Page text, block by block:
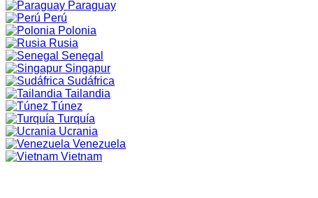
Paraguay
Perú
Polonia
Rusia
Senegal
Singapur
Sudáfrica
Tailandia
Túnez
Turquía
Ucrania
Venezuela
Vietnam